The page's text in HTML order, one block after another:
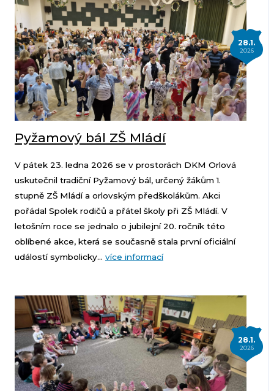
28.1.
2026
Pyžamový bál ZŠ Mládí
V pátek 23. ledna 2026 se v prostorách DKM Orlová
uskutečnil tradiční Pyžamový bál, určený žákům 1.
stupně ZŠ Mládí a orlovským předškolákům. Akci
pořádal Spolek rodičů a přátel školy při ZŠ Mládí. V
letošním roce se jednalo o jubilejní 20. ročník této
oblíbené akce, která se současně stala první oficiální
událostí symbolicky... více informací
28.1.
2026